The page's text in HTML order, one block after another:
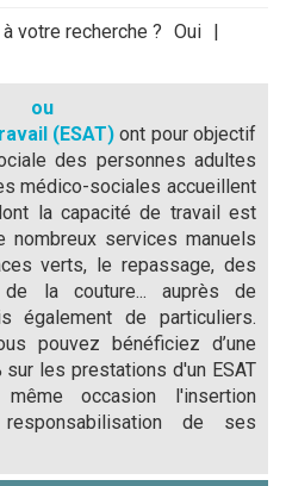
votre recherche ? Oui |
ou
(ESAT)ont pour objectif
des personnes adultes
médico-sociales accueillent
la capacité de travail est
nombreux services manuels
verts, le repassage, des
la couture... auprès de
également de particuliers.
pouvez bénéficiez d’une
sur les prestations d'un ESAT
occasion l'insertion
de ses